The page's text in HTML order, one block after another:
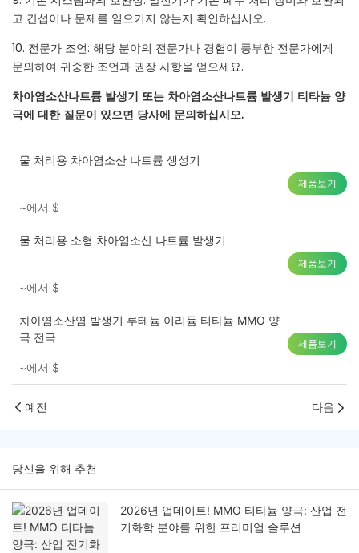
고 간섭이나 문제를 일으키지 않는지 확인하십시오.
10. 전문가 조언: 해당 분야의 전문가나 경험이 풍부한 전문가에게
문의하여 귀중한 조언과 권장 사항을 얻으세요.
차아염소산나트륨 발생기 또는 차아염소산나트륨 발생기 티타늄 양
극에 대한 질문이 있으면 당사에 문의하십시오.
물 처리용 차아염소산 나트륨 생성기
~에서 $
제품보기
물 처리용 소형 차아염소산 나트륨 발생기
~에서 $
제품보기
차아염소산염 발생기 루테늄 이리듐 티타늄 MMO 양
극 전극
~에서 $
제품보기
예전 다음
당신을 위해 추천
2026년 업데이트! MMO 티타늄 양극: 산업 전
기화학 분야를 위한 프리미엄 솔루션